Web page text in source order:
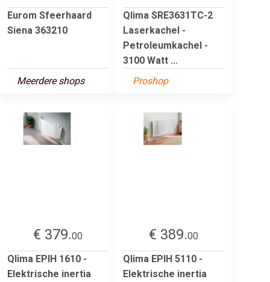
Eurom Sfeerhaard
Siena 363210
Meerdere shops
Qlima SRE3631TC-2
Laserkachel -
Petroleumkachel -
3100 Watt ...
Proshop
€ 379.00
Qlima EPIH 1610 -
Elektrische inertia
€ 389.00
Qlima EPIH 5110 -
Elektrische inertia